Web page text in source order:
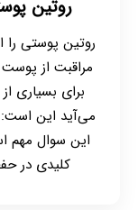
روتین
روتین پوستی
مراقبت از
برای بسیاری
می‌آید این
این سوال مهم
کلیدی در